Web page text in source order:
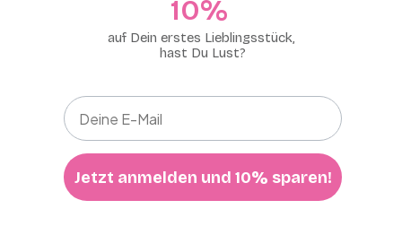
10%​
auf Dein erstes Lieblingsstück,
hast Du Lust?
Jetzt anmelden und 10% sparen!